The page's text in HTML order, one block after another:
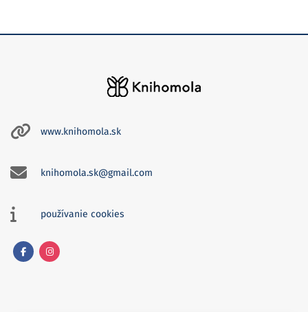
www.knihomola.sk
knihomola.sk@gmail.com
používanie cookies